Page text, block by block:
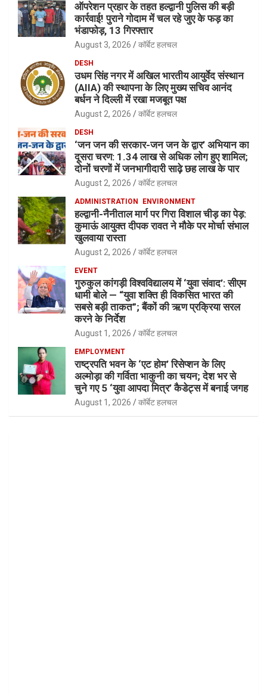
ऑपरेशन प्रहार के तहत हल्द्वानी पुलिस की बड़ी
कार्रवाई! पुराने गोदाम में चल रहे जुए के फड़ का
भंडाफोड़, 13 गिरफ्तार
August 3, 2026 कॉर्बेट हलचल
DESH
उधम सिंह नगर में अखिल भारतीय आयुर्वेद संस्थान
(AIIA) की स्थापना के लिए मुख्य सचिव आनंद
बर्धन ने दिल्ली में रखा मजबूत पक्ष
August 2, 2026 कॉर्बेट हलचल
DESH
‘जन जन की सरकार-जन जन के द्वार’ अभियान का
दूसरा चरण: 1.34 लाख से अधिक लोग हुए शामिल;
दोनों चरणों में जनभागीदारी साढ़े छह लाख के पार
August 2, 2026 कॉर्बेट हलचल
ADMINISTRATION ENVIRONMENT
हल्द्वानी-नैनीताल मार्ग पर गिरा विशाल चीड़ का पेड़:
कुमाऊं आयुक्त दीपक रावत ने मौके पर मोर्चा संभाल
खुलवाया रास्ता
August 2, 2026 कॉर्बेट हलचल
EVENT
गुरुकुल कांगड़ी विश्वविद्यालय में ‘युवा संवाद’: सीएम
धामी बोले — “युवा शक्ति ही विकसित भारत की
सबसे बड़ी ताकत”; बैंकों की ऋण प्रक्रिया सरल
करने के निर्देश
August 1, 2026 कॉर्बेट हलचल
EMPLOYMENT
राष्ट्रपति भवन के ‘एट होम’ रिसेप्शन के लिए
अल्मोड़ा की गर्विता भाकुनी का चयन; देश भर से
चुने गए 5 ‘युवा आपदा मित्र’ कैडेट्स में बनाई जगह
August 1, 2026 कॉर्बेट हलचल